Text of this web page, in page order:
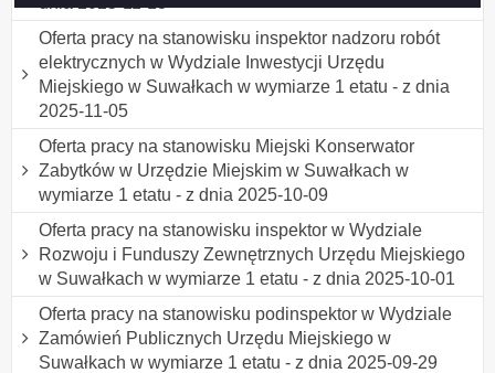
Oferta pracy na stanowisku inspektor nadzoru robót
elektrycznych w Wydziale Inwestycji Urzędu
Miejskiego w Suwałkach w wymiarze 1 etatu - z dnia
2025-11-05
Oferta pracy na stanowisku Miejski Konserwator
Zabytków w Urzędzie Miejskim w Suwałkach w
wymiarze 1 etatu - z dnia 2025-10-09
Oferta pracy na stanowisku inspektor w Wydziale
Rozwoju i Funduszy Zewnętrznych Urzędu Miejskiego
w Suwałkach w wymiarze 1 etatu - z dnia 2025-10-01
Oferta pracy na stanowisku podinspektor w Wydziale
Zamówień Publicznych Urzędu Miejskiego w
Suwałkach w wymiarze 1 etatu - z dnia 2025-09-29